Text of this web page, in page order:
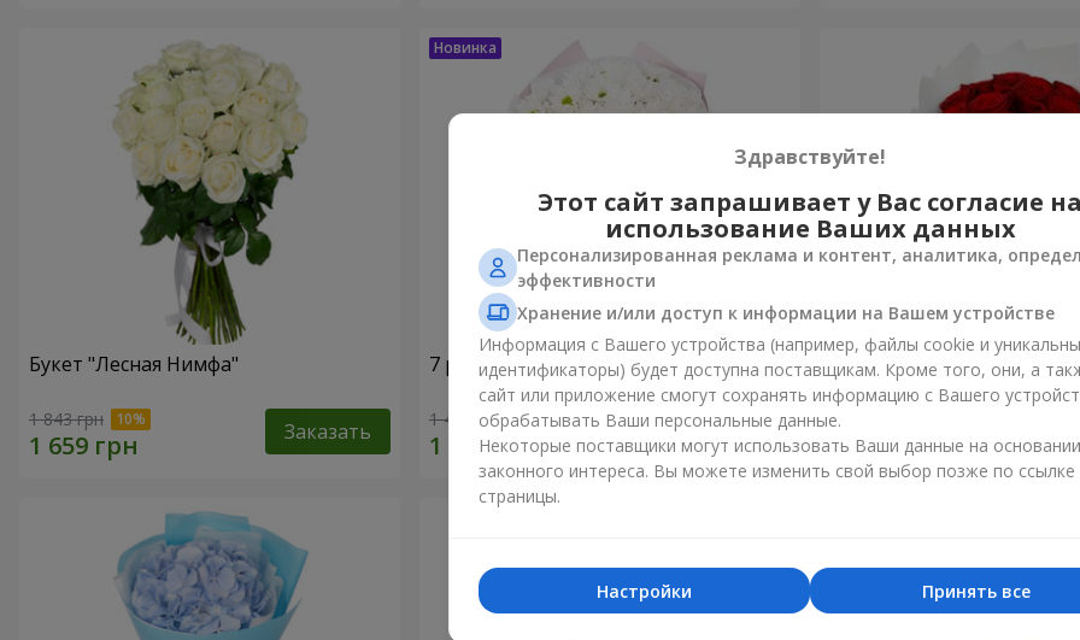
Букет "Лесная Нимфа"
1 843 грн Заказать
7 ромашковых хризантем
1 411 грн Заказать
Монобукет из 11 красных
1 374 грн
Здравствуйте!
Этот сайт запрашивает у Вас согласие на
использование Ваших данных
Персонализированная реклама и контент, аналитика,
эффективности
Хранение и/или доступ к информации на Вашем устройстве
Информация с Вашего устройства (например, файлы cookie и
идентификаторы) будет доступна поставщикам. Кроме того, они, а
сайт или приложение смогут сохранять информацию с Вашего
обрабатывать Ваши персональные данные.
Некоторые поставщики могут использовать Ваши данные на основании
законного интереса. Вы можете изменить свой выбор позже по ссылке
страницы.
Принять все
Настройки